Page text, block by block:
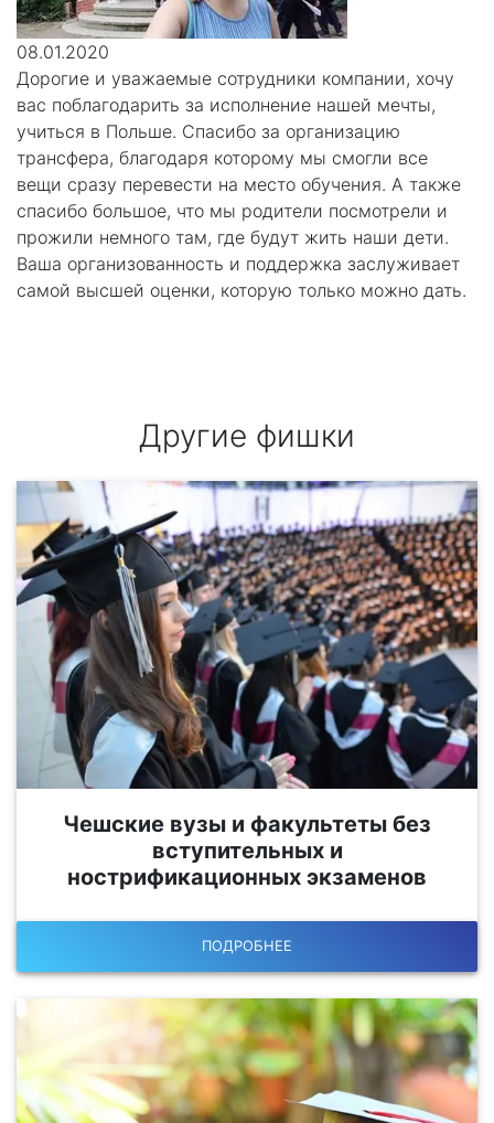
08.01.2020
Дорогие и уважаемые сотрудники компании, хочу
вас поблагодарить за исполнение нашей мечты,
учиться в Польше. Спасибо за организацию
трансфера, благодаря которому мы смогли все
вещи сразу перевести на место обучения. А также
спасибо большое, что мы родители посмотрели и
прожили немного там, где будут жить наши дети.
Ваша организованность и поддержка заслуживает
самой высшей оценки, которую только можно дать.
Другие фишки
Чешские вузы и факультеты без
вступительных и
нострификационных экзаменов
ПОДРОБНЕЕ